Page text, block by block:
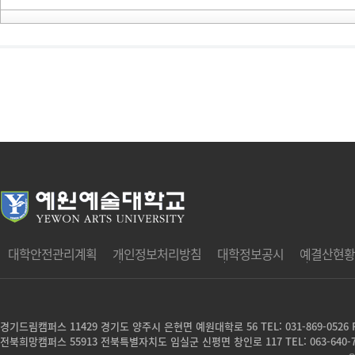
대학안전관리계획 개인정보처리방침 대학정보공시 예결산현황
경기드림캠퍼스 11429 경기도 양주시 은현면 예원대학로 56 TEL: 031-869-0526
전북희망캠퍼스 55913 전북특별자치도 임실군 신평면 창인로 117 TEL: 063-640-